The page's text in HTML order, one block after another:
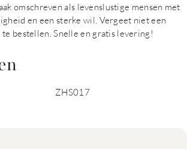
omschreven als levenslustige mensen met
en een sterke wil. Vergeet niet een
bestellen. Snelle en gratis levering!
ZHS017